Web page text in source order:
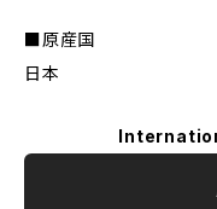
■原産国
日本